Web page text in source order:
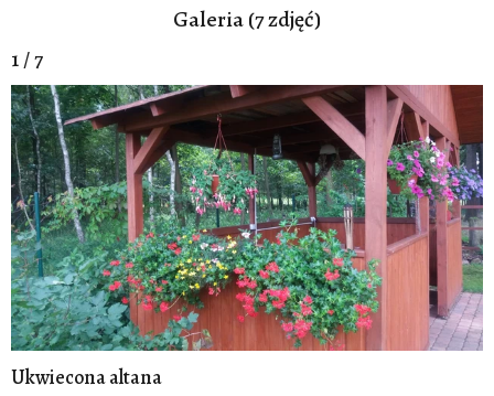
Galeria (7 zdjęć)
1 / 7
Ukwiecona altana